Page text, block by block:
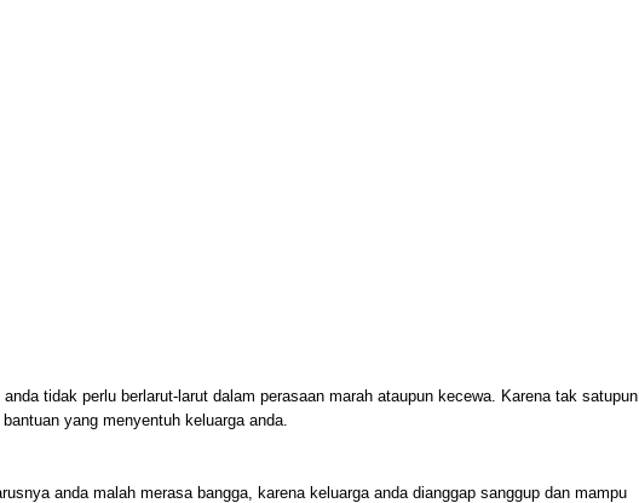
anda tidak perlu berlarut-larut dalam perasaan marah ataupun kecewa. Karena tak satupun
yang menyentuh keluarga anda.
anda malah merasa bangga, karena keluarga anda dianggap sanggup dan mampu